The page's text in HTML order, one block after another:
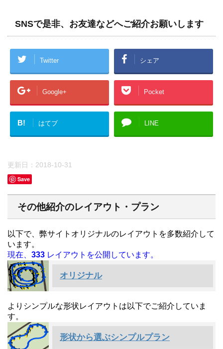
SNSで是非、お友達などへご紹介お願いします
Twitter シェア
Google+ Pocket
B! はてブ LINE
更新日： 2018-10-31
Save
その他紹介のレイアウト・プラン
以下で、弊サイトオリジナルのレイアウトを多数紹介して
います。
現在、 333 レイアウトを公開しています。
オリジナル
よりシンプルな形状レイアウトは以下でご紹介していま
す。
形状から選ぶシンプルプラン